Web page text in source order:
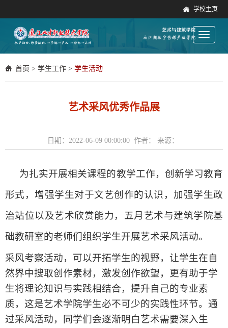
学校主页
Toggle
首页 > 学生工作 > 学生活动
艺术采风优秀作品展
日期：2022-06-09 00:00:00 作者： 来源：
为扎实开展相关课程的教学工作，创新学习教育
形式，增强学生对于文艺创作的认识，加强学生政
治站位以及艺术欣赏能力，
五月艺术与建筑学院基
础教研室的老师们组织学生开展艺术采风活动。
采风考察活动，可以开拓学生的视野，让学生在自
然界中搜取创作素材，激发创作欲望，更有助于学
生将理论知识与实践相结合，提升自己的专业素
质，这是艺术学院学生必不可少的实践性环节。通
过采风活动，同学们会逐渐明白艺术需要深入生